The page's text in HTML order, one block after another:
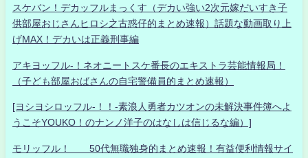
スケバン！デカッフルまっくす（デカい強い2次元嫁だいすき子
供部屋おじさんヒロシ之古惑仔的まとめ速報）話題な動画取り上
げMAX！デカいは正義刑事編
アキヨッフル-！ネオニートスケ番長のエキストラ芸能情報局！
（子ども部屋おばさんの自宅警備員的まとめ速報）
[ヨシヨシロッフル-！！-素浪人勇者カツオンの未解決事件簿へよ
うこそYOUKO！のナンノ洋子のはなしは信じるな編）]
モリッフル！ 50代無職独身的まとめ速報！有益便利情報サイ